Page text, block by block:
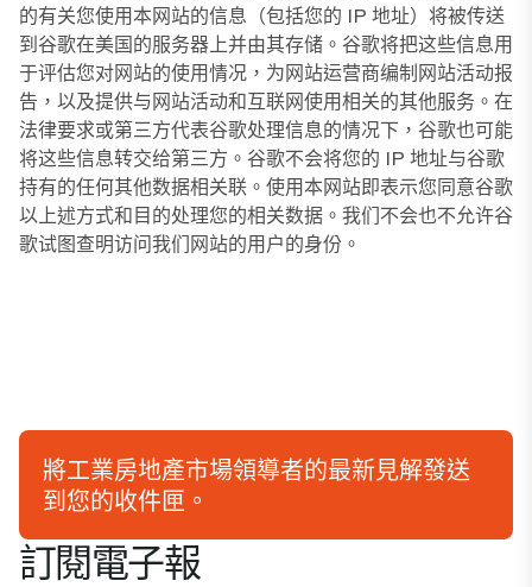
的有关您使用本网站的信息（包括您的 IP 地址）将被传送
到谷歌在美国的服务器上并由其存储。谷歌将把这些信息用
于评估您对网站的使用情况，为网站运营商编制网站活动报
告，以及提供与网站活动和互联网使用相关的其他服务。在
法律要求或第三方代表谷歌处理信息的情况下，谷歌也可能
将这些信息转交给第三方。谷歌不会将您的 IP 地址与谷歌
持有的任何其他数据相关联。使用本网站即表示您同意谷歌
以上述方式和目的处理您的相关数据。我们不会也不允许谷
歌试图查明访问我们网站的用户的身份。
訂閱電子報
將工業房地產市場領導者的最新見解發送
到您的收件匣。